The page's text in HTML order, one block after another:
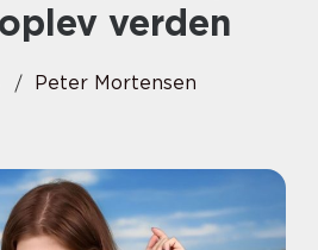
verden
Peter Mortensen